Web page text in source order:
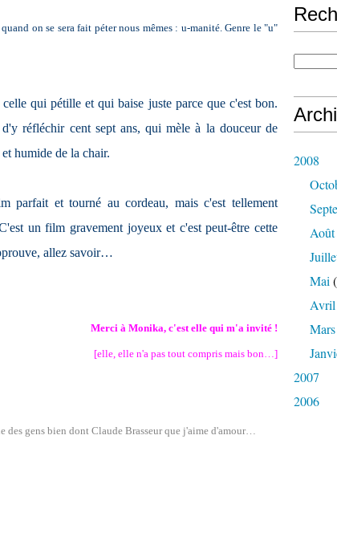
on se sera fait péter nous mêmes : u-manité. Genre le "u"
qui pétille et qui baise juste parce que c'est bon.
réfléchir cent sept ans, qui mèle à la douceur de
humide de la chair.
parfait et tourné au cordeau, mais c'est tellement
un film gravement joyeux et c'est peut-être cette
allez savoir…
Merci à Monika, c'est elle qui m'a invité !
[elle, elle n'a pas tout compris mais bon…]
des gens bien dont Claude Brasseur que j'aime d'amour…
2008
Août
Mai
Avril
Mars
2007
2006